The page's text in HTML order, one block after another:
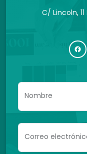
C/ Lincoln,
Nombre
Correo